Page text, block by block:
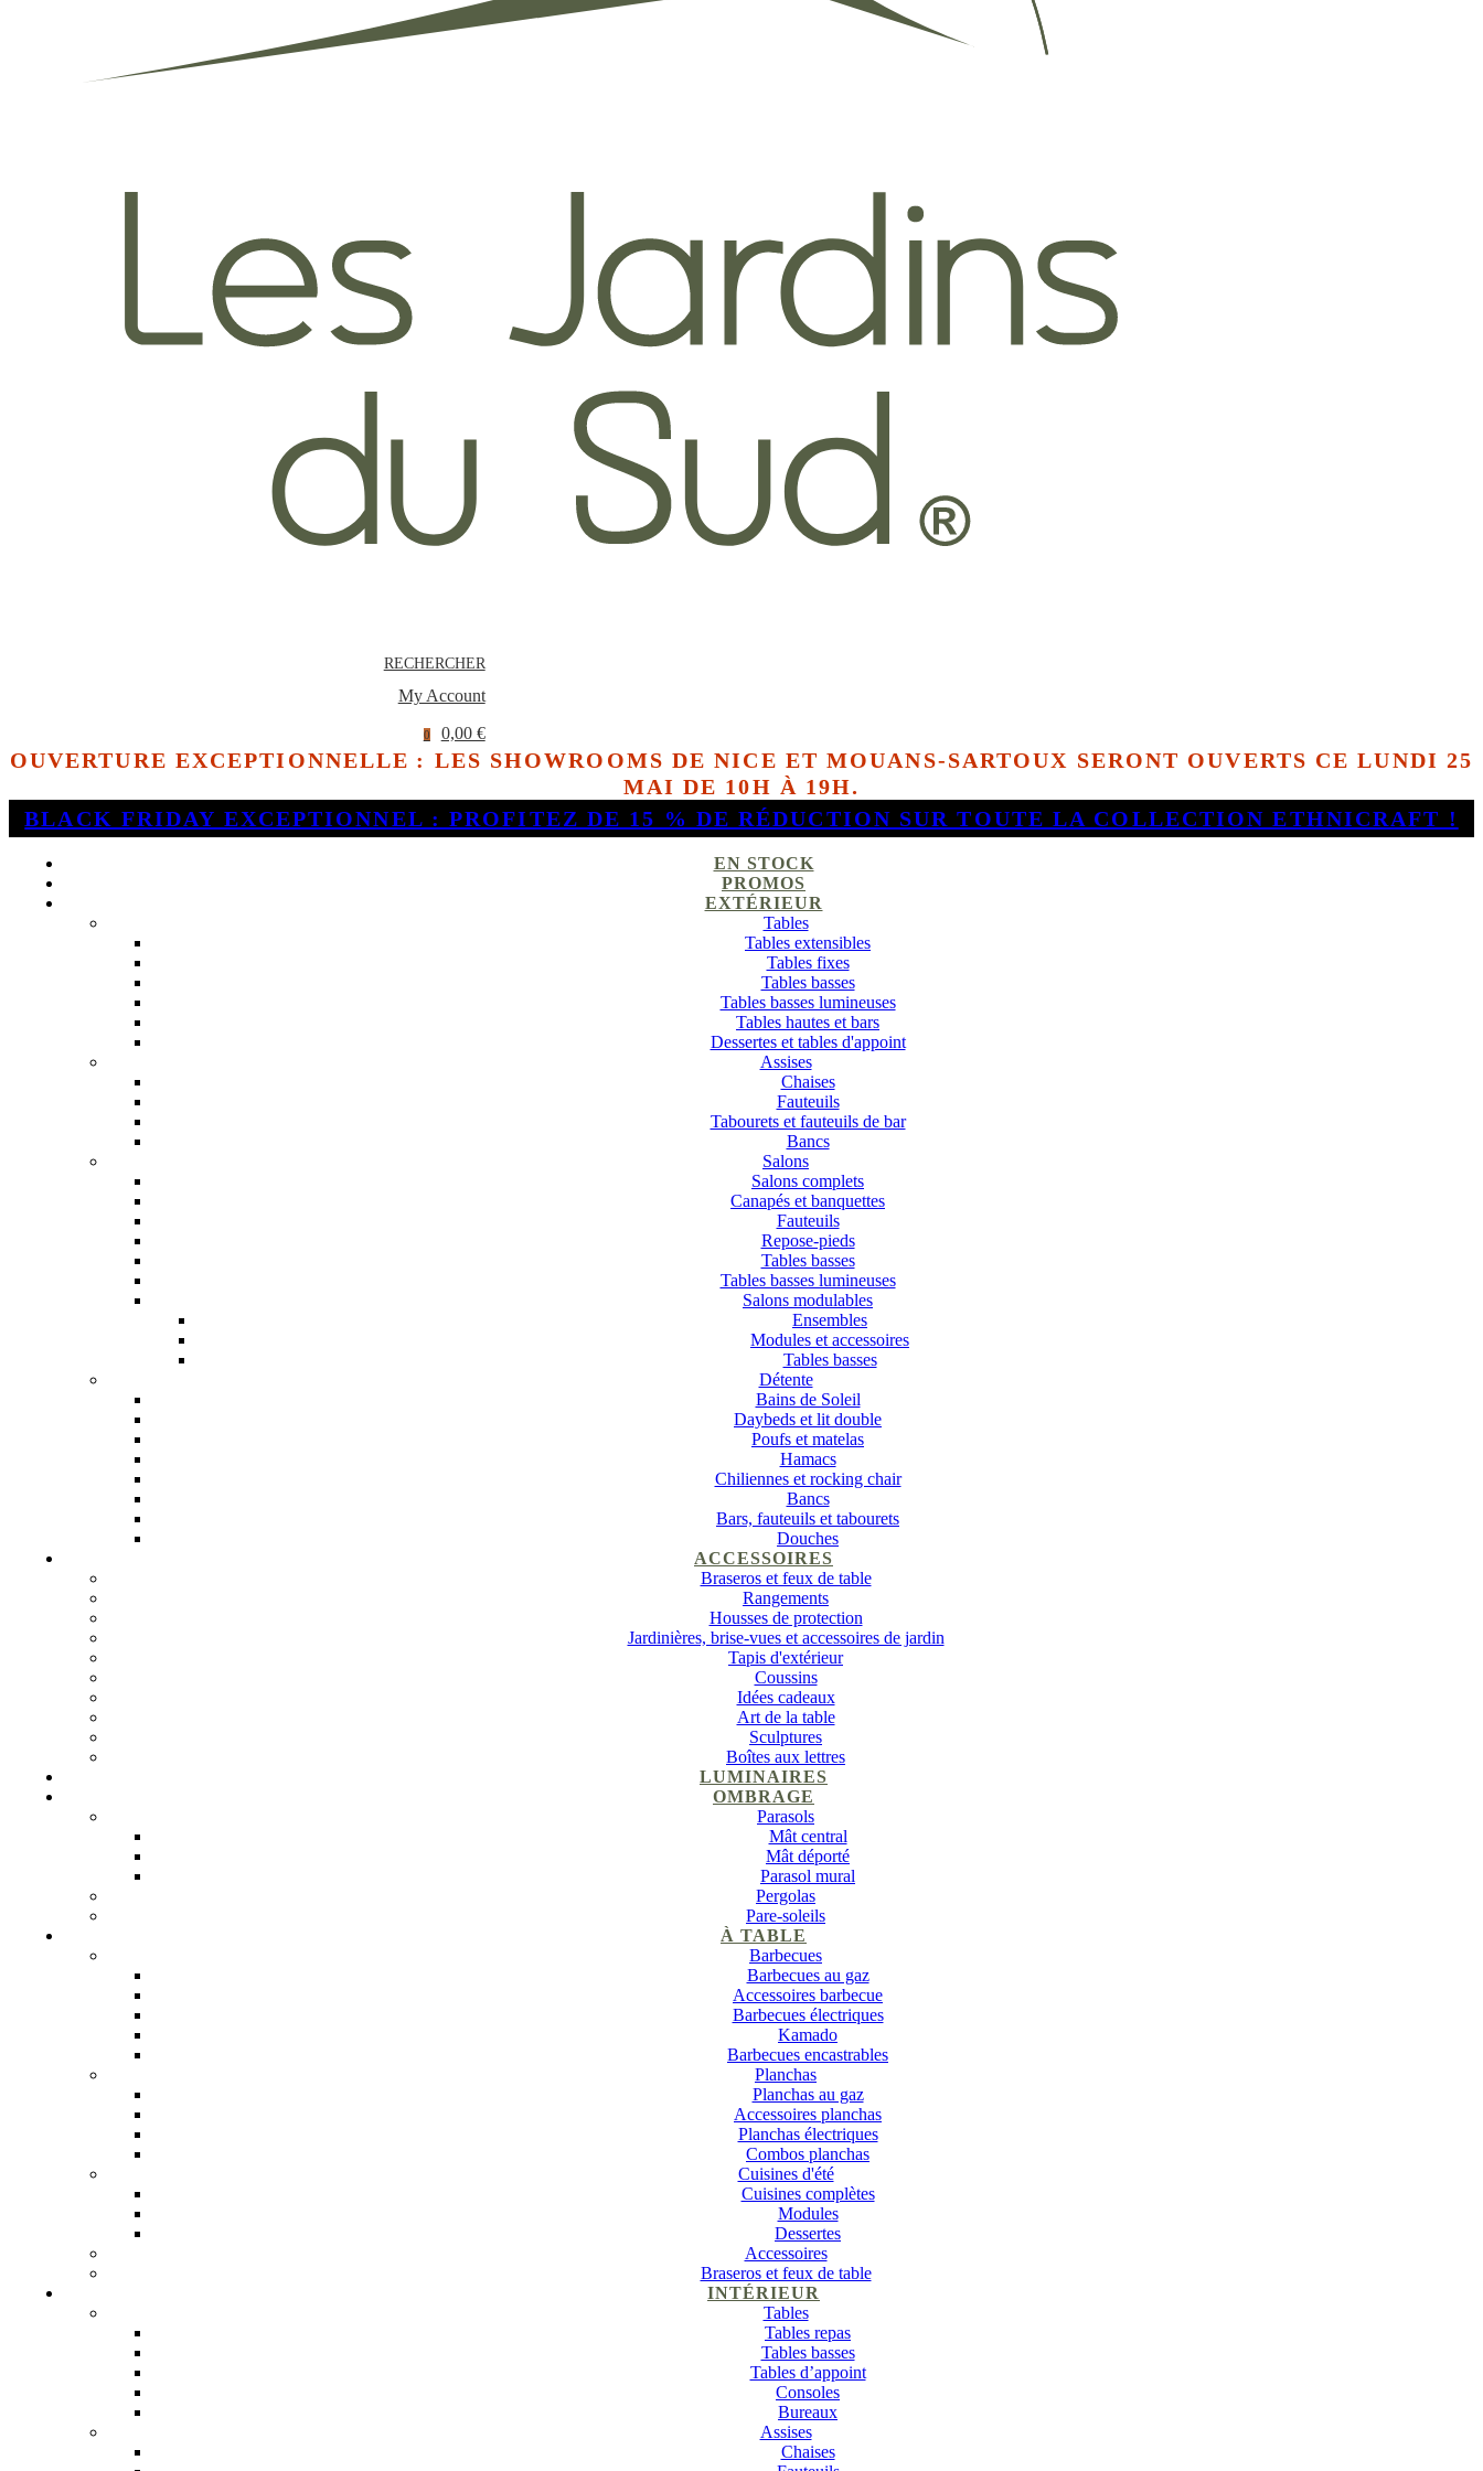
RECHERCHER
My Account
0 0,00 €
OUVERTURE EXCEPTIONNELLE : LES SHOWROOMS DE NICE ET MOUANS-SARTOUX SERONT OUVERTS CE LUNDI 25
MAI DE 10H À 19H.
BLACK FRIDAY EXCEPTIONNEL : PROFITEZ DE 15 % DE RÉDUCTION SUR TOUTE LA COLLECTION ETHNICRAFT !
EN STOCK
PROMOS
EXTÉRIEUR
Tables
Tables extensibles
Tables fixes
Tables basses
Tables basses lumineuses
Tables hautes et bars
Dessertes et tables d'appoint
Assises
Chaises
Fauteuils
Tabourets et fauteuils de bar
Bancs
Salons
Salons complets
Canapés et banquettes
Fauteuils
Repose-pieds
Tables basses
Tables basses lumineuses
Salons modulables
Ensembles
Modules et accessoires
Tables basses
Détente
Bains de Soleil
Daybeds et lit double
Poufs et matelas
Hamacs
Chiliennes et rocking chair
Bancs
Bars, fauteuils et tabourets
Douches
ACCESSOIRES
Braseros et feux de table
Rangements
Housses de protection
Jardinières, brise-vues et accessoires de jardin
Tapis d'extérieur
Coussins
Idées cadeaux
Art de la table
Sculptures
Boîtes aux lettres
LUMINAIRES
OMBRAGE
Parasols
Mât central
Mât déporté
Parasol mural
Pergolas
Pare-soleils
À TABLE
Barbecues
Barbecues au gaz
Accessoires barbecue
Barbecues électriques
Kamado
Barbecues encastrables
Planchas
Planchas au gaz
Accessoires planchas
Planchas électriques
Combos planchas
Cuisines d'été
Cuisines complètes
Modules
Dessertes
Accessoires
Braseros et feux de table
INTÉRIEUR
Tables
Tables repas
Tables basses
Tables d’appoint
Consoles
Bureaux
Assises
Chaises